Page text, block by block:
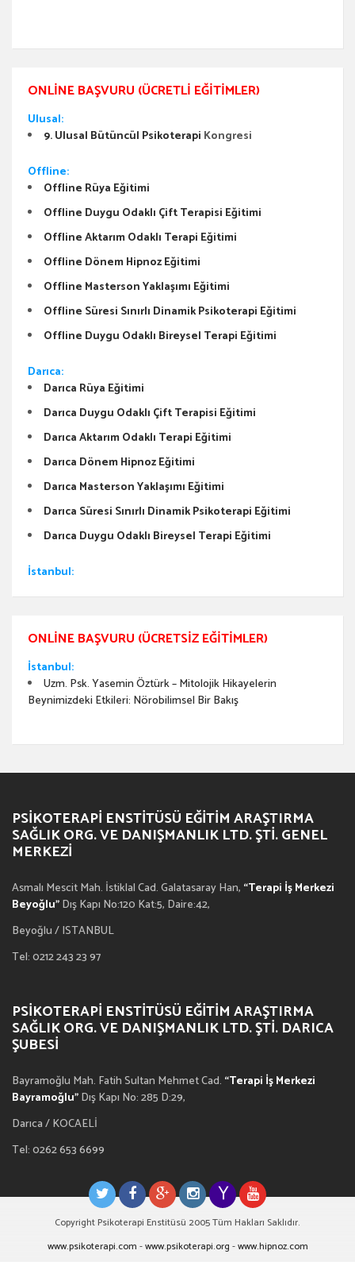
ONLINE BAŞVURU (ÜCRETLI EĞITIMLER)
Ulusal:
9. Ulusal Bütüncül Psikoterapi Kongresi
Offline:
Offline Rüya Eğitimi
Offline Duygu Odaklı Çift Terapisi Eğitimi
Offline Aktarım Odaklı Terapi Eğitimi
Offline Dönem Hipnoz Eğitimi
Offline Masterson Yaklaşımı Eğitimi
Offline Süresi Sınırlı Dinamik Psikoterapi Eğitimi
Offline Duygu Odaklı Bireysel Terapi Eğitimi
Darıca:
Darıca Rüya Eğitimi
Darıca Duygu Odaklı Çift Terapisi Eğitimi
Darıca Aktarım Odaklı Terapi Eğitimi
Darıca Dönem Hipnoz Eğitimi
Darıca Masterson Yaklaşımı Eğitimi
Darıca Süresi Sınırlı Dinamik Psikoterapi Eğitimi
Darıca Duygu Odaklı Bireysel Terapi Eğitimi
İstanbul:
ONLINE BAŞVURU (ÜCRETSIZ EĞITIMLER)
İstanbul:
Uzm. Psk. Yasemin Öztürk – Mitolojik Hikayelerin
Beynimizdeki Etkileri: Nörobilimsel Bir Bakış
PSIKOTERAPI ENSTITÜSÜ EĞITIM ARAŞTIRMA
SAĞLIK ORG. VE DANIŞMANLIK LTD. ŞTI. GENEL
MERKEZI
Asmalı Mescit Mah. İstiklal Cad. Galatasaray Han, “Terapi İş Merkezi
Beyoğlu”Dış Kapı No:120 Kat:5, Daire:42,
Beyoğlu / ISTANBUL
Tel: 0212 243 23 97
PSIKOTERAPI ENSTITÜSÜ EĞITIM ARAŞTIRMA
SAĞLIK ORG. VE DANIŞMANLIK LTD. ŞTI. DARICA
ŞUBESI
Bayramoğlu Mah. Fatih Sultan Mehmet Cad. “Terapi İş Merkezi
Bayramoğlu”Dış Kapı No: 285 D:29,
Darıca / KOCAELİ
Tel: 0262 653 6699
Copyright Psikoterapi Enstitüsü 2005 Tüm Hakları Saklıdır.
www.psikoterapi.com -www.psikoterapi.org -www.hipnoz.com